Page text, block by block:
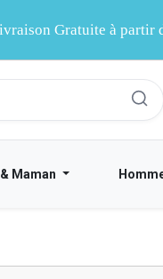
Gratuite à partir
Maman